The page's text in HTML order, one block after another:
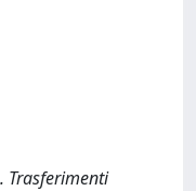
Trasferimenti